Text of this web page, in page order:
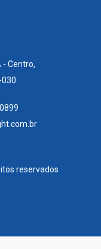
- Centro,
030
reservados